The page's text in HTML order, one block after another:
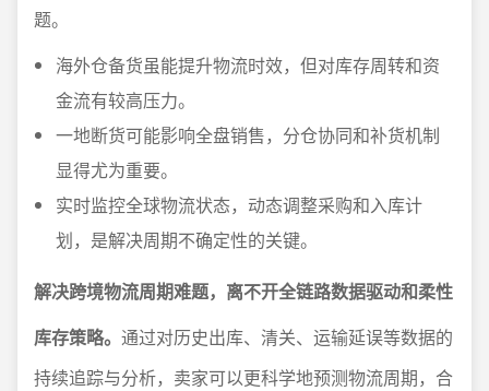
题。
海外仓备货虽能提升物流时效，但对库存周转和资
金流有较高压力。
一地断货可能影响全盘销售，分仓协同和补货机制
显得尤为重要。
实时监控全球物流状态，动态调整采购和入库计
划，是解决周期不确定性的关键。
解决跨境物流周期难题，离不开全链路数据驱动和柔性
库存策略。 通过对历史出库、清关、运输延误等数据的
持续追踪与分析，卖家可以更科学地预测物流周期，合